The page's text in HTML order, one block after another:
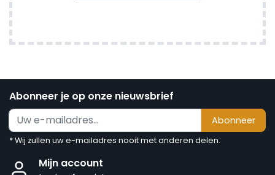
Abonneer je op onze nieuwsbrief
Abonneer
* Wij zullen uw e-mailadres nooit met anderen delen.
Mijn account